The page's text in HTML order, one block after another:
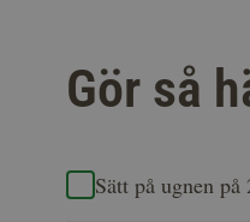
Gör så
Sätt på ugnen